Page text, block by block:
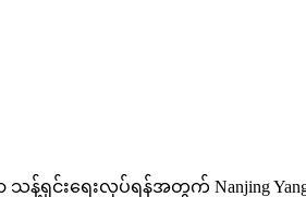
ေးလုပ်ရန်အတွက် Nanjing Yangzi Bus